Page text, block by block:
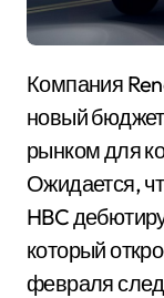
Компания Renault планирует представить
новый
рынком для
Ожидается,
HBC
который
февраля